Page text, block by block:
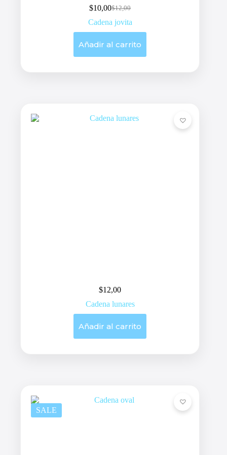
$12,00
Original
price
was:
$10,00Current
price
is:
Cadena jovita
Añadir al carrito
$12,00
Cadena lunares
Añadir al carrito
SALE